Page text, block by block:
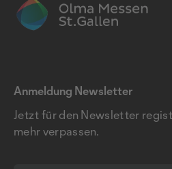
Anmeldung Newsletter
Jetzt für den Newsletter
mehr verpassen.